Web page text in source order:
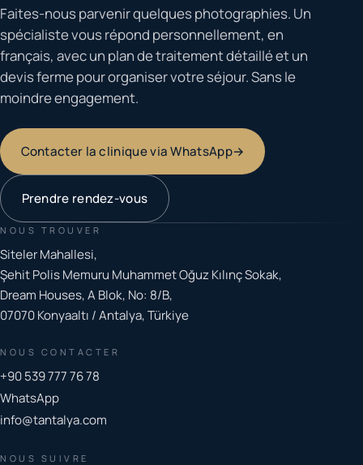
Faites-nous parvenir quelques photographies. Un
spécialiste vous répond personnellement, en
français, avec un plan de traitement détaillé et un
devis ferme pour organiser votre séjour. Sans le
moindre engagement.
Contacter la clinique via WhatsApp→
Prendre rendez-vous
NOUS TROUVER
Siteler Mahallesi,
Şehit Polis Memuru Muhammet Oğuz Kılınç Sokak,
Dream Houses, A Blok, No: 8/B,
07070 Konyaaltı / Antalya, Türkiye
NOUS CONTACTER
+90 539 777 76 78
WhatsApp
info@tantalya.com
NOUS SUIVRE